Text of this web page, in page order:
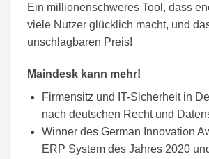
Ein millionenschweres Tool, dass
viele Nutzer glücklich macht, und
unschlagbaren Preis!
Maindesk kann mehr!
Firmensitz und IT-Sicherheit in
nach deutschen Recht und
Winner des German Innovation
ERP System des Jahres 2020